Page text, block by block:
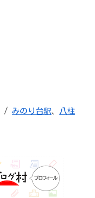
/ みのり台駅、
八柱